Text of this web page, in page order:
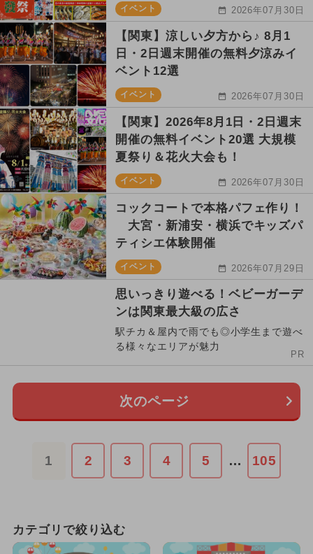
イベント 2026年07月30日
【関東】涼しい夕方から♪ 8月1
日・2日週末開催の無料夕涼みイ
ベント12選
イベント 2026年07月30日
【関東】2026年8月1日・2日週末
開催の無料イベント20選 大規模
夏祭り＆花火大会も！
イベント 2026年07月30日
コックコートで本格パフェ作り！
大宮・新浦安・横浜でキッズパ
ティシエ体験開催
イベント 2026年07月29日
思いっきり遊べる！ベビーガーデ
ンは関東最大級の広さ
駅チカ＆屋内で雨でも◎小学生まで遊べ
る様々なエリアが魅力
PR
次のページ
1 2 3 4 5 … 105
カテゴリで絞り込む